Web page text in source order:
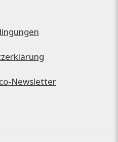
Newsletter